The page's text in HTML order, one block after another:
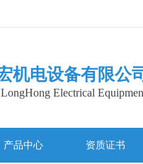
机电设备有限公
Electrical
产品中心 资质证书